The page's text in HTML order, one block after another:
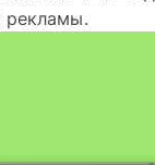
рекламы.